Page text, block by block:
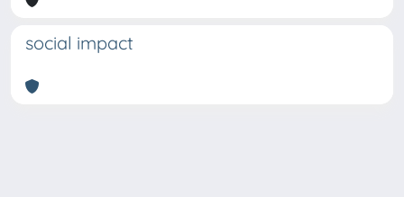
social impact